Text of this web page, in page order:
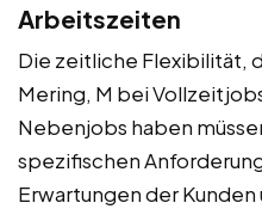
Arbeitszeiten
Die zeitliche Flexibilität,
Mering, M bei
Nebenjobs haben
spezifischen
Erwartungen der